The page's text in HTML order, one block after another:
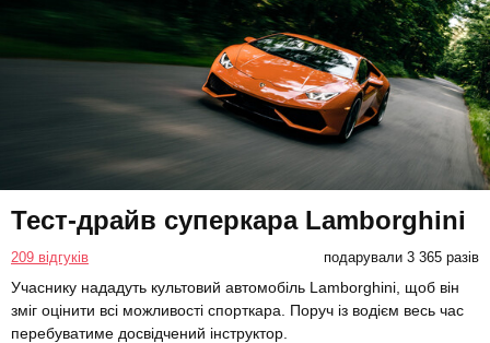
Тест-драйв суперкара Lamborghini
209 відгуків подарували 3 365 разів
Учаснику нададуть культовий автомобіль Lamborghini, щоб він
зміг оцінити всі можливості спорткара. Поруч із водієм весь час
перебуватиме досвідчений інструктор.